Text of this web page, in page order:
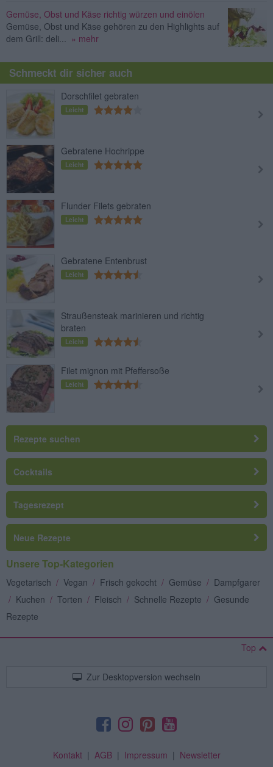
Gemüse, Obst und Käse richtig würzen und einölen
Gemüse, Obst und Käse gehören zu den Highlights auf
dem Grill: deli...
» mehr
Schmeckt dir sicher auch
Dorschfilet gebraten
Leicht
Gebratene Hochrippe
Leicht
Flunder Filets gebraten
Leicht
Gebratene Entenbrust
Leicht
Straußensteak marinieren und richtig
braten
Leicht
Filet mignon mit Pfeffersoße
Leicht
Rezepte suchen
Cocktails
Tagesrezept
Neue Rezepte
Unsere Top-Kategorien
Vegetarisch / Vegan / Frisch gekocht / Gemüse / Dampfgarer
/ Kuchen / Torten / Fleisch / Schnelle Rezepte / Gesunde
Rezepte
Top
Zur Desktopversion wechseln
Kontakt| AGB| Impressum | Newsletter